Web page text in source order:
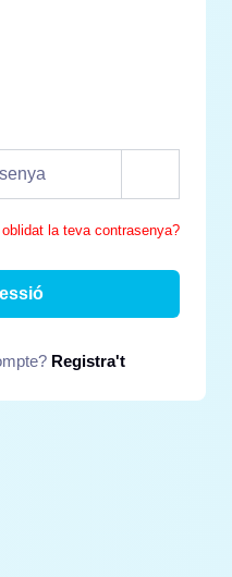
oblidat la teva contrasenya?
Registra't